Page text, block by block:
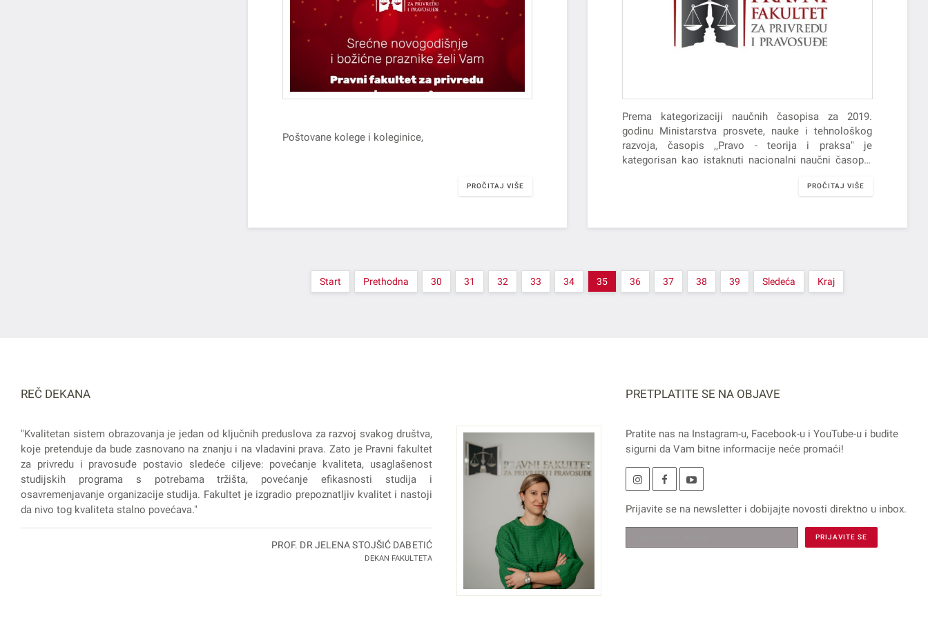
Poštovane kolege i koleginice,
PROČITAJ VIŠE
Prema kategorizaciji naučnih časopisa za 2019.
godinu Ministarstva prosvete, nauke i tehnološkog
razvoja, časopis ,,Pravo - teorija i praksa" je
kategorisan kao istaknuti nacionalni naučni časopis
PROČITAJ VIŠE
Start Prethodna 30 31 32 33 34 35 36 37 38 39 Sledeća Kraj
REČ DEKANA
"Kvalitetan sistem obrazovanja je jedan od ključnih preduslova za razvoj svakog društva,
koje pretenduje da bude zasnovano na znanju i na vladavini prava. Zato je Pravni fakultet
za privredu i pravosuđe postavio sledeće ciljeve: povećanje kvaliteta, usaglašenost
studijskih programa s potrebama tržišta, povećanje efikasnosti studija i
osavremenjavanje organizacije studija. Fakultet je izgradio prepoznatljiv kvalitet i nastoji
da nivo tog kvaliteta stalno povećava."
PROF. DR JELENA STOJŠIĆ DABETIĆ
DEKAN FAKULTETA
PRETPLATITE SE NA OBJAVE
Pratite nas na Instagram-u, Facebook-u i YouTube-u i budite
sigurni da Vam bitne informacije neće promaći!
Prijavite se na newsletteri dobijajte novosti direktno u inbox.